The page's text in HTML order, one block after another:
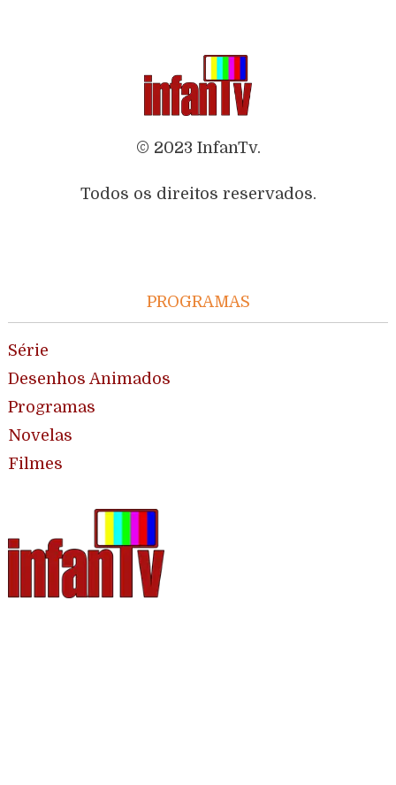
© 2023 InfanTv.
Todos os direitos reservados.
PROGRAMAS
Série
Desenhos Animados
Programas
Novelas
Filmes